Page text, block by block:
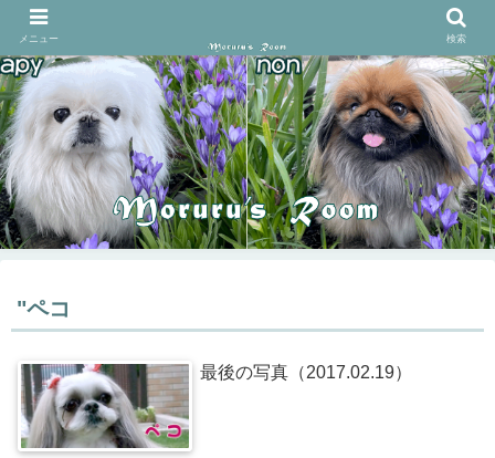
"ペコ
最後の写真（2017.02.19）
メニュー 検索